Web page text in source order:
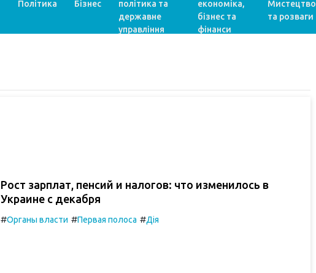
Політика Бізнес
політика та
державне
управління
економіка,
бізнес та
фінанси
Мистецтво
та розваги
Рост зарплат, пенсий и налогов: что изменилось в
Украине с декабря
#Органы власти #Первая полоса #Дія